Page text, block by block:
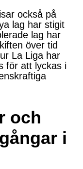
också på
lag har stigit
lag har
över tid
La Liga har
för att lyckas i
och
i